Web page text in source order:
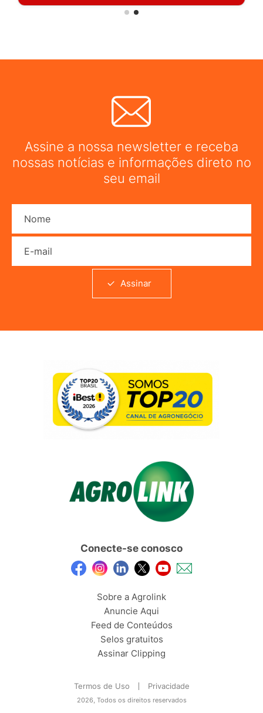
Assine a nossa newsletter e receba
nossas notícias e informações direto no
seu email
Assinar
Conecte-se conosco
Sobre a Agrolink
Anuncie Aqui
Feed de Conteúdos
Selos gratuitos
Assinar Clipping
Termos de Uso Privacidade
2026, Todos os direitos reservados